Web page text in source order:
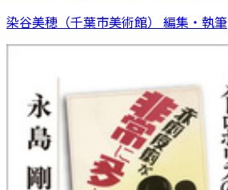
染谷美穂（千葉市美術館） 編集・執筆